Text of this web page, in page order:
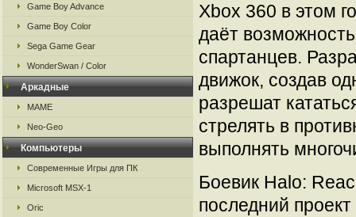
Game Boy Advance
Game Boy Color
Sega Game Gear
WonderSwan / Color
Аркадные
MAME
Neo-Geo
Компьютеры
Современные Игры для ПК
Microsoft MSX-1
Oric
Xbox 360 в этом
даёт
спартанцев.
движок, создав
разрешат
стрелять в
выполнять
Боевик Halo:
последний